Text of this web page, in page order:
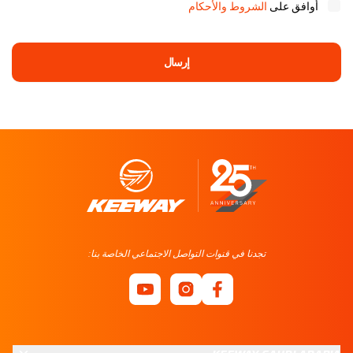
أوافق على الشروط والأحكام
إرسال
تجدنا في قنوات التواصل الاجتماعي الخاصة بنا: